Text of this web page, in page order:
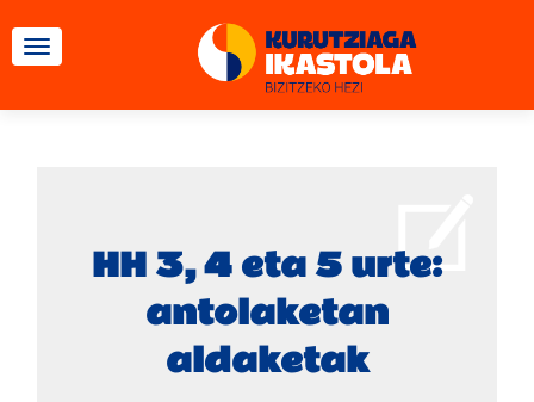
TOGGLE NAVIGATION
HH 3, 4 eta 5 urte:
antolaketan
aldaketak